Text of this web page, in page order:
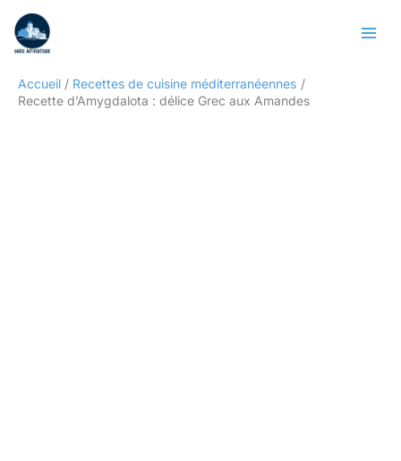
contenu
Accueil
Recettes de cuisine méditerranéennes
Recette d’Amygdalota : délice Grec aux Amandes
Rechercher